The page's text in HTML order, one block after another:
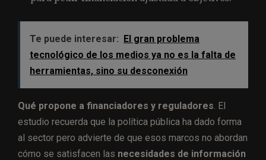
Te puede interesar: El gran problema
tecnológico de los medios ya no es la falta de
herramientas, sino su desconexión
Qué propone a financiadores y reguladores . El
estudio recuerda que la política pública ha dado forma
al sector pero advierte de que esos marcos no abordan
cómo se satisfacen las necesidades de información